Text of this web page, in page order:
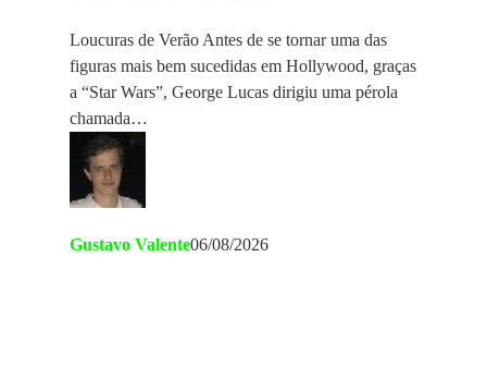
Loucuras de Verão Antes de se tornar uma das
figuras mais bem sucedidas em Hollywood, graças
a “Star Wars”, George Lucas dirigiu uma pérola
chamada…
Gustavo Valente06/08/2026